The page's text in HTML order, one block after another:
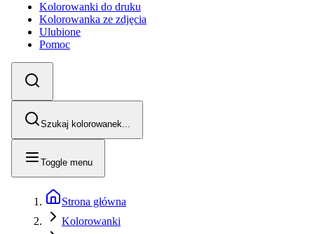
Kolorowanki do druku
Kolorowanka ze zdjęcia
Ulubione
Pomoc
Szukaj kolorowanek...
Toggle menu
Strona główna
Kolorowanki